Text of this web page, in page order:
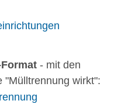
- mit den
"Mülltrennung wirkt":